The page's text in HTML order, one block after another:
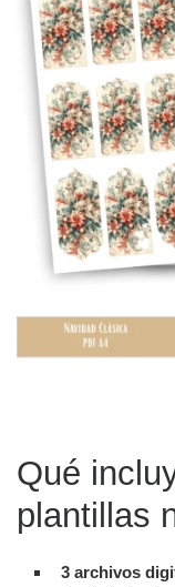
Qué
plantillas
3 archivos